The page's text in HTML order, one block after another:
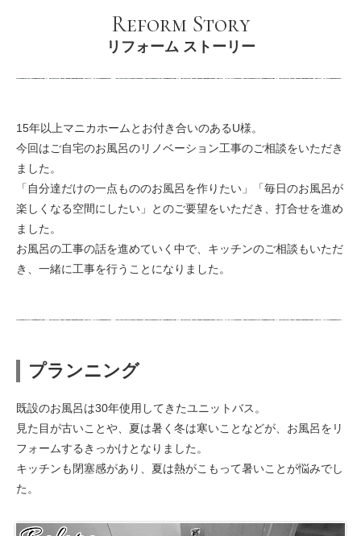
Reform Story
リフォーム ストーリー
15年以上マニカホームとお付き合いのあるU様。
今回はご自宅のお風呂のリノベーション工事のご相談をいただき
ました。
「自分達だけの一点もののお風呂を作りたい」「毎日のお風呂が
楽しくなる空間にしたい」とのご要望をいただき、打合せを進め
ました。
お風呂の工事の話を進めていく中で、キッチンのご相談もいただ
き、一緒に工事を行うことになりました。
プランニング
既設のお風呂は30年使用してきたユニットバス。
見た目が古いことや、夏は暑く冬は寒いことなどが、お風呂をリ
フォームするきっかけとなりました。
キッチンも閉塞感があり、夏は熱がこもって暑いことが悩みでし
た。